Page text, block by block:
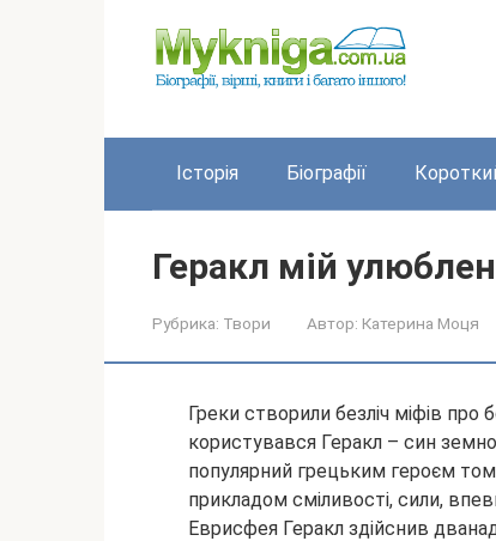
Історія Біографії
Геракл мій
Рубрика: Твори Автор: Катерина Моця
Греки створили безліч міфів про
користувався Геракл – син
популярний грецьким героєм
прикладом сміливості, сили,
Еврисфея Геракл здійснив